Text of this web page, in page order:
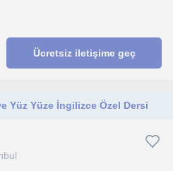
Ücretsiz iletişime geç
Yüz Yüze İngilizce Özel Dersi